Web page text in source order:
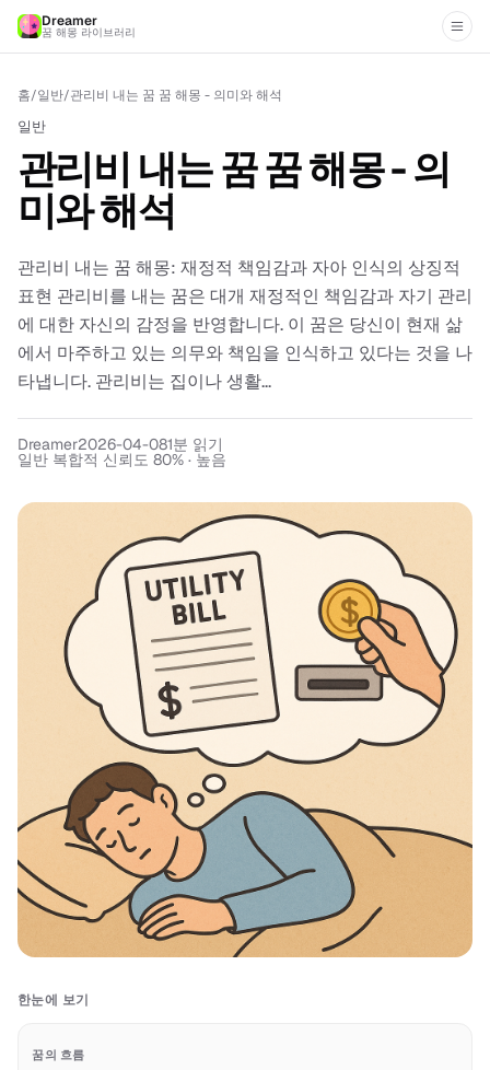
Dreamer
꿈 해몽 라이브러리
홈/일반/관리비 내는 꿈 꿈 해몽 - 의미와 해석
일반
관리비 내는 꿈 꿈 해몽 - 의
미와 해석
관리비 내는 꿈 해몽: 재정적 책임감과 자아 인식의 상징적
표현 관리비를 내는 꿈은 대개 재정적인 책임감과 자기 관리
에 대한 자신의 감정을 반영합니다. 이 꿈은 당신이 현재 삶
에서 마주하고 있는 의무와 책임을 인식하고 있다는 것을 나
타냅니다. 관리비는 집이나 생활...
Dreamer2026-04-081분 읽기
일반 복합적 신뢰도 80% · 높음
한눈에 보기
꿈의 흐름